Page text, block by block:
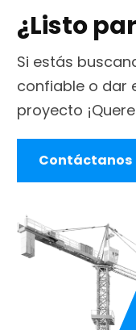
¿Listo
Si estás
confiable o dar
proyecto
Contáctanos